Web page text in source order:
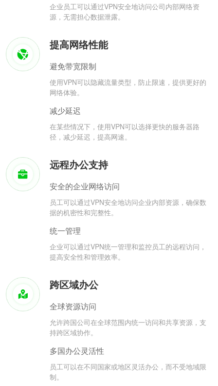
企业员工可以通过VPN安全地访问公司内部网络资
源，无需担心数据泄露。
提高网络性能
避免带宽限制
使用VPN可以隐藏流量类型，防止限速，提供更好的
网络体验。
减少延迟
在某些情况下，使用VPN可以选择更快的服务器路
径，减少延迟，提高网速。
远程办公支持
安全的企业网络访问
员工可以通过VPN安全地访问企业内部资源，确保数
据的机密性和完整性。
统一管理
企业可以通过VPN统一管理和监控员工的远程访问，
提高安全性和管理效率。
跨区域办公
全球资源访问
允许跨国公司在全球范围内统一访问和共享资源，支
持跨区域协作。
多国办公灵活性
员工可以在不同国家或地区灵活办公，而不受地域限
制。